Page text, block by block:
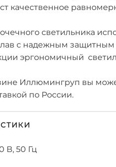
качественное
светильника
с надежным защитным
эргономичный
Иллюмингруп вы
по России.
В, 50 Гц